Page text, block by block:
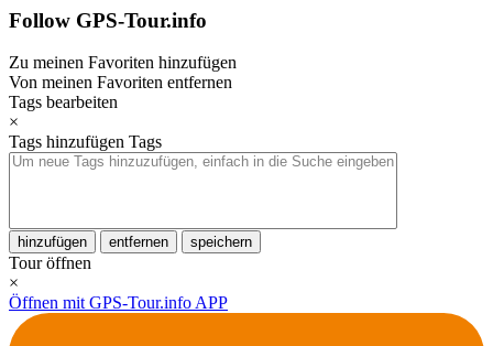
Follow GPS-Tour.info
Zu meinen Favoriten hinzufügen
Von meinen Favoriten entfernen
Tags bearbeiten
×
Tags hinzufügen Tags
hinzufügen entfernen speichern
Tour öffnen
×
Öffnen mit GPS-Tour.info APP